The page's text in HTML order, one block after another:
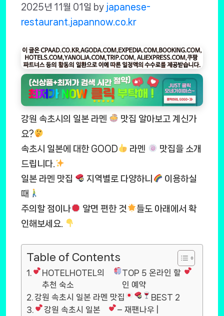
2025년 11월 01일 by japanese-
restaurant.japannow.co.kr
강원 속초시의 일본 라멘
맛집 알아보고 계신가
요?
속초시 일본에 대한 GOOD
라멘
맛집을 소개
드립니다.
일본 라멘 맛집
지역별로 다양하니
이용하실
때
주의할 점이나
알면 편한 것
들도 아래에서 확
인해보세요.
Table of Contents
HOTELHOTEL의
추천 숙소
TOP 5 온라인 할
인 예약
강원 속초시 일본 라멘 맛집
BEST 2
강원 속초시 일본
– 재팬나우 |